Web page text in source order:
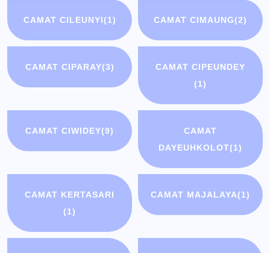
CAMAT CILEUNYI(1) CAMAT CIMAUNG(2)
CAMAT CIPARAY(3)
CAMAT CIPEUNDEY
(1)
CAMAT CIWIDEY(9)
CAMAT
DAYEUHKOLOT(1)
CAMAT KERTASARI
(1)
CAMAT MAJALAYA(1)